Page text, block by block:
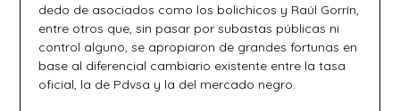
dedo de asociados como los bolichicos y Raúl Gorrín,
entre otros que, sin pasar por subastas públicas ni
control alguno, se apropiaron de grandes fortunas en
base al diferencial cambiario existente entre la tasa
oficial, la de Pdvsa y la del mercado negro.